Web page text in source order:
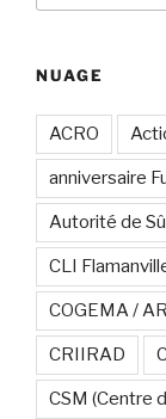
NUAGE
ACRO
anniversaire
Autorité de
CLI
COGEMA /
CRIIRAD
CSM (Centre